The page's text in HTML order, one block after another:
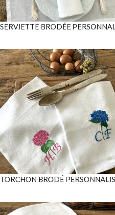
SERVIETTE BRODÉE
TORCHON BRODÉ